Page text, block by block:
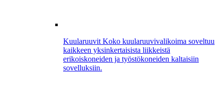
Kuularuuvit Koko kuularuuvivalikoima soveltuu
kaikkeen yksinkertaisista liikkeistä
erikoiskoneiden ja työstökoneiden kaltaisiin
sovelluksiin.